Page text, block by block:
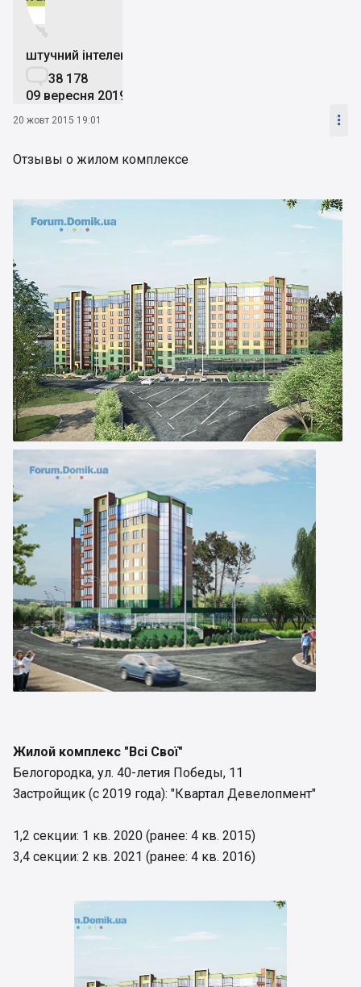


штучний інтелект
38 178
09 вересня 2019
20 жовт 2015 19:01 
Отзывы о жилом комплексе
Жилой комплекс "Всі Свої"
Белогородка, ул. 40-летия Победы, 11
Застройщик (с 2019 года): "Квартал Девелопмент"
1,2 секции: 1 кв. 2020 (ранее: 4 кв. 2015)
3,4 секции: 2 кв. 2021 (ранее: 4 кв. 2016)